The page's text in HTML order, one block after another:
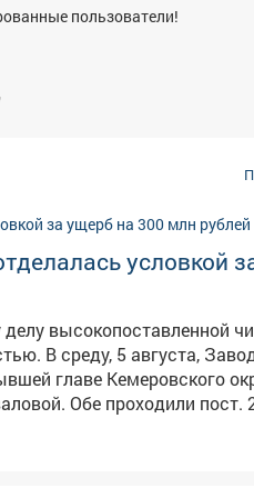
пользователи!
условкой
высокопоставленной
главе Кемеровского
Обе проходили пост.
условно. Кроме того,